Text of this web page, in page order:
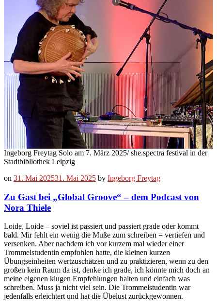
Ingeborg Freytag Solo am 7. März 2025/ she.spectra festival in der
Stadtbibliothek Leipzig
on 31. Mai 202531. Mai 2025 by Ingeborg Freytag
Zu Gast bei „Global Groove“ – dem Podcast von
Nora Thiele
Loide, Loide – soviel ist passiert und passiert grade oder kommt
bald. Mir fehlt ein wenig die Muße zum schreiben = vertiefen und
versenken. Aber nachdem ich vor kurzem mal wieder einer
Trommelstudentin empfohlen hatte, die kleinen kurzen
Übungseinheiten wertzuschätzen und zu praktizieren, wenn zu den
großen kein Raum da ist, denke ich grade, ich könnte mich doch an
meine eigenen klugen Empfehlungen halten und einfach was
schreiben. Muss ja nicht viel sein. Die Trommelstudentin war
jedenfalls erleichtert und hat die Übelust zurückgewonnen.